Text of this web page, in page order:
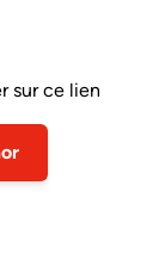
sur ce lien